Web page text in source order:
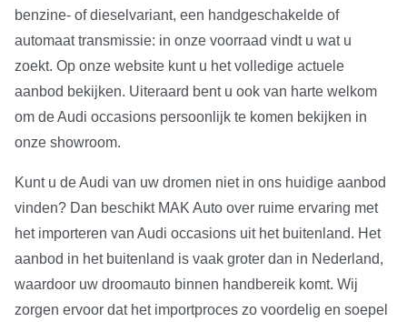
benzine- of dieselvariant, een handgeschakelde of
automaat transmissie: in onze voorraad vindt u wat u
zoekt. Op onze website kunt u het volledige actuele
aanbod bekijken. Uiteraard bent u ook van harte welkom
om de Audi occasions persoonlijk te komen bekijken in
onze showroom.
Kunt u de Audi van uw dromen niet in ons huidige aanbod
vinden? Dan beschikt MAK Auto over ruime ervaring met
het importeren van Audi occasions uit het buitenland. Het
aanbod in het buitenland is vaak groter dan in Nederland,
waardoor uw droomauto binnen handbereik komt. Wij
zorgen ervoor dat het importproces zo voordelig en soepel